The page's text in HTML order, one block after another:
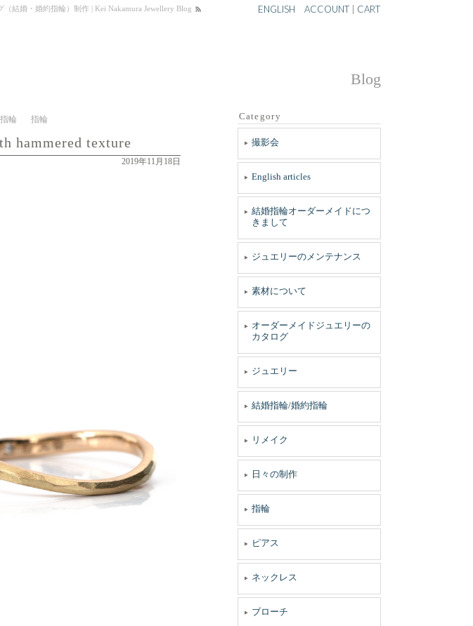
結婚・婚約指輪）制作 | Kei Nakamura Jewellery Blog ENGLISH ACCOUNT CART
Blog
輪 指輪
hammered texture
2019年11月18日
Category
撮影会
English articles
結婚指輪オーダーメイドにつ
きまして
ジュエリーのメンテナンス
素材について
オーダーメイドジュエリーの
カタログ
ジュエリー
結婚指輪/婚約指輪
リメイク
日々の制作
指輪
ピアス
ネックレス
ブローチ